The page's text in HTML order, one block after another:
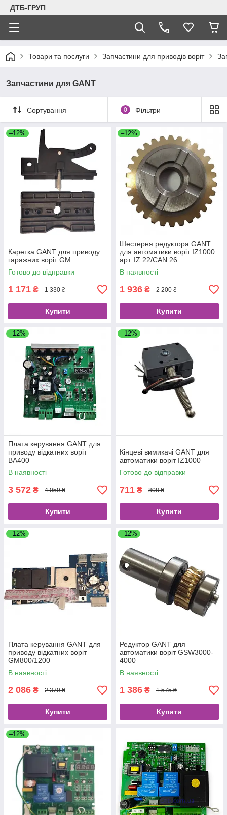
ДТБ-ГРУП
Товари та послуги Запчастини для приводів воріт
Запчастини для GANT
Сортування 0 Фільтри
–12%
Каретка GANT для приводу
гаражних воріт GM
Готово до відправки
1 171 ₴ 1 330 ₴
Купити
–12%
Шестерня редуктора GANT
для автоматики воріт IZ1000
арт. IZ.22/CAN.26
В наявності
1 936 ₴ 2 200 ₴
Купити
–12%
Плата керування GANT для
приводу відкатних воріт
BA400
В наявності
3 572 ₴ 4 059 ₴
Купити
–12%
Кінцеві вимикачі GANT для
автоматики воріт IZ1000
Готово до відправки
711 ₴ 808 ₴
Купити
–12%
Плата керування GANT для
приводу відкатних воріт
GM800/1200
В наявності
2 086 ₴ 2 370 ₴
Купити
–12%
Редуктор GANT для
автоматики воріт GSW3000-
4000
В наявності
1 386 ₴ 1 575 ₴
Купити
–12%